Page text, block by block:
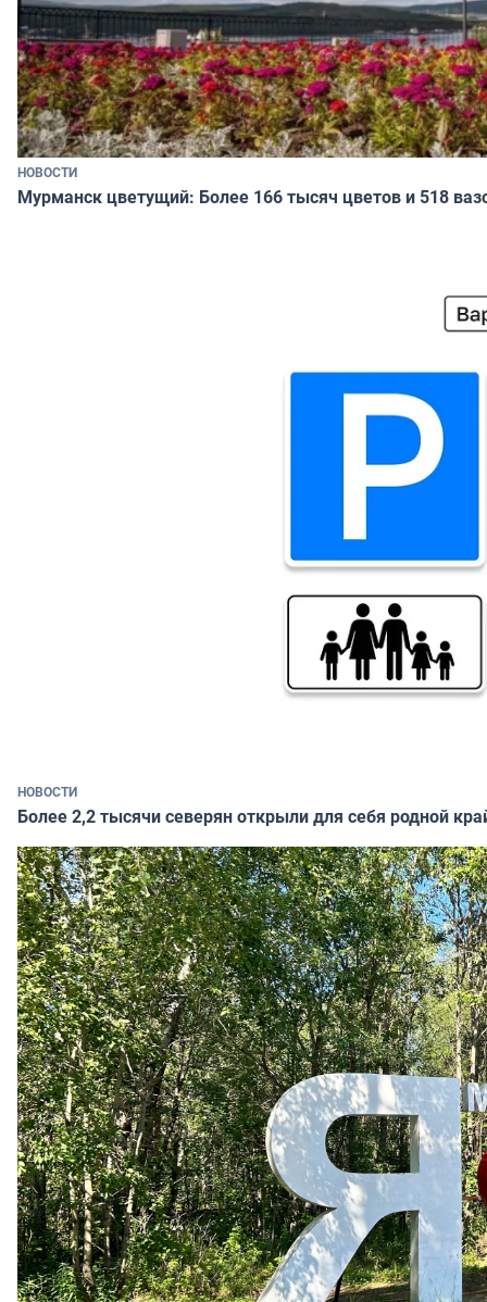
НОВОСТИ
Мурманск цветущий: Более 166 тысяч цветов и 518
НОВОСТИ
Более 2,2 тысячи северян открыли для себя родной